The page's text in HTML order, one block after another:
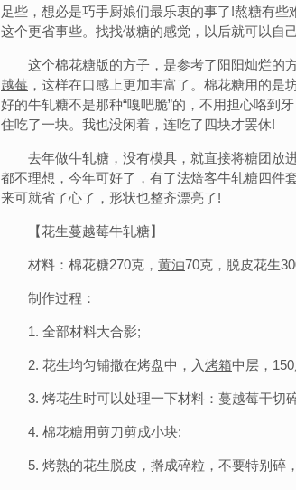
足些，想必是巧手厨娘们最乐衷的事了!熬糖有些
这个更省事些。找找做糖的感觉，以后就可以自
这个棉花糖版的方子，是参考了阳阳灿烂的
越莓 ，这样在口感上更加丰富了。棉花糖用的是
好的牛轧糖不是那种“嘎吧脆”的，不用担心咯到
住吃了一块。我也没闲着，连吃了四块才罢休!
去年做牛轧糖，没有模具，就直接将糖团放
都不理想，今年可好了，有了法焙客牛轧糖四件
来可就省了心了，形状也整齐漂亮了!
【花生蔓越莓牛轧糖】
材料：棉花糖270克， 黄油70克，脱皮花生
制作过程：
1. 全部材料大合影;
2. 花生均匀铺撒在烤盘中，入烤箱中层，
3. 烤花生时可以处理一下材料：蔓越莓干切
4. 棉花糖用剪刀剪成小块;
5. 烤熟的花生脱皮，擀成碎粒，不要特别碎